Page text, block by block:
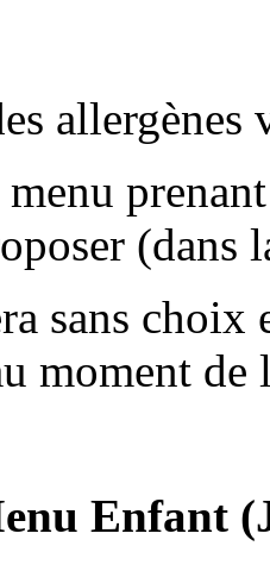
allergènes
(dans
sans
moment de
Enfant